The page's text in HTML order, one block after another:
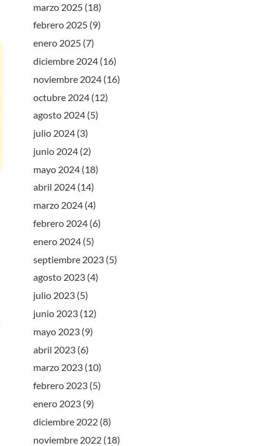
marzo 2025 (18)
febrero 2025 (9)
enero 2025 (7)
diciembre 2024 (16)
noviembre 2024 (16)
octubre 2024 (12)
agosto 2024 (5)
julio 2024 (3)
junio 2024 (2)
mayo 2024 (18)
abril 2024 (14)
marzo 2024 (4)
febrero 2024 (6)
enero 2024 (5)
septiembre 2023 (5)
agosto 2023 (4)
julio 2023 (5)
junio 2023 (12)
mayo 2023 (9)
abril 2023 (6)
marzo 2023 (10)
febrero 2023 (5)
enero 2023 (9)
diciembre 2022 (8)
noviembre 2022 (18)